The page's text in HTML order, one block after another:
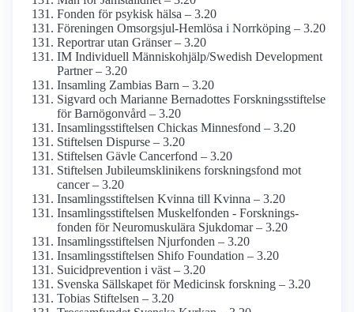
Fonden för psykisk hälsa – 3.20
Föreningen Omsorgsjul-Hemlösa i Norrköping – 3.20
Reportrar utan Gränser – 3.20
IM Individuell Människohjälp/­Swedish Development
Partner – 3.20
Insamling Zambias Barn – 3.20
Sigvard och Marianne Bernadottes Forskningss­tiftelse
för Barnögon­vård – 3.20
Insamlings­stiftelsen Chickas Minnesfond – 3.20
Stiftelsen Dispurse – 3.20
Stiftelsen Gävle Cancerfond – 3.20
Stiftelsen Jubileums­klinikens forsknings­fond mot
cancer – 3.20
Insamlings­stiftelsen Kvinna till Kvinna – 3.20
Insamlings­stiftelsen Muskelfonden - Forsknings­
fonden för Neuro­muskulära Sjukdomar – 3.20
Insamlings­stiftelsen Njurfonden – 3.20
Insamlings­stiftelsen Shifo Foundation – 3.20
Suicidprevention i väst – 3.20
Svenska Sällskapet för Medicinsk forskning – 3.20
Tobias Stiftelsen – 3.20